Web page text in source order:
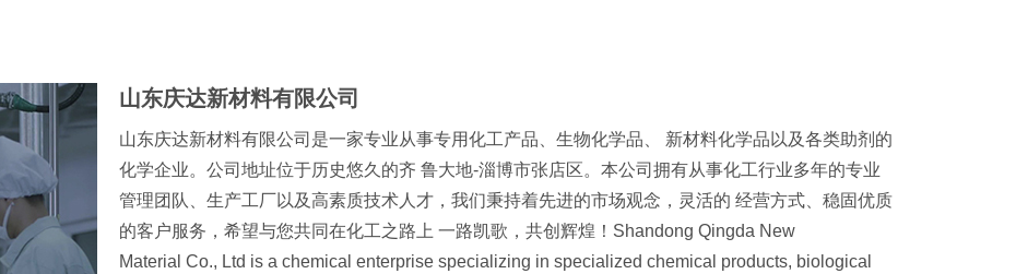
山东庆达新材料有限公司
山东庆达新材料有限公司是一家专业从事专用化工产品、生物化学品、 新材料化学品以及各类助剂的
化学企业。公司地址位于历史悠久的齐 鲁大地-淄博市张店区。本公司拥有从事化工行业多年的专业
管理团队、生产工厂以及高素质技术人才，我们秉持着先进的市场观念，灵活的 经营方式、稳固优质
的客户服务，希望与您共同在化工之路上 一路凯歌，共创辉煌！Shandong Qingda New
Material Co., Ltd is a chemical enterprise specializing in specialized chemical products, biological